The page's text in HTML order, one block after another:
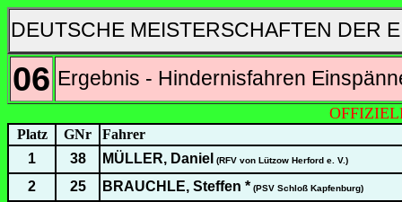
DEUTSCHE MEISTERSCHAFTEN DER
06 Ergebnis - Hindernisfahren
Platz GNr
Fahrer
1
38 MÜLLER, Daniel (RFV von Lützow Herford e. V.)
2 25 BRAUCHLE, Steffen * (PSV Schloß Kapfenburg)